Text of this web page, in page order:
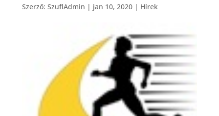
Szerző: SzuflAdmin | jan 10, 2020| Hírek